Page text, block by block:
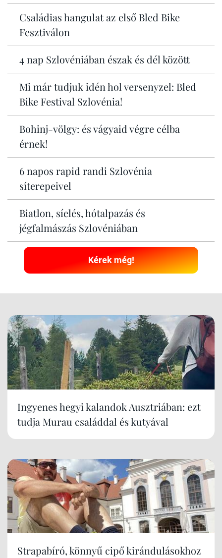
Családias hangulat az első Bled Bike
Fesztiválon
4 nap Szlovéniában észak és dél között
Mi már tudjuk idén hol versenyzel: Bled
Bike Festival Szlovénia!
Bohinj-völgy: és vágyaid végre célba
érnek!
6 napos rapid randi Szlovénia
síterepeivel
Biatlon, síelés, hótalpazás és
jégfalmászás Szlovéniában
Kérek még!
Ingyenes hegyi kalandok Ausztriában: ezt
tudja Murau családdal és kutyával
Strapabíró, könnyű cipő kirándulásokhoz